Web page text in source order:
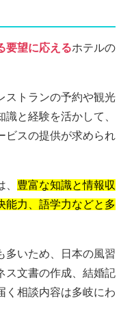
要望に応えるホテルの
ストランの予約や観光
と経験を活かして、
ビスの提供が求められ
豊富な知識と情報収
能力、語学力などと多
多いため、日本の風習
ス文書の作成、結婚記
く相談内容は多岐にわ